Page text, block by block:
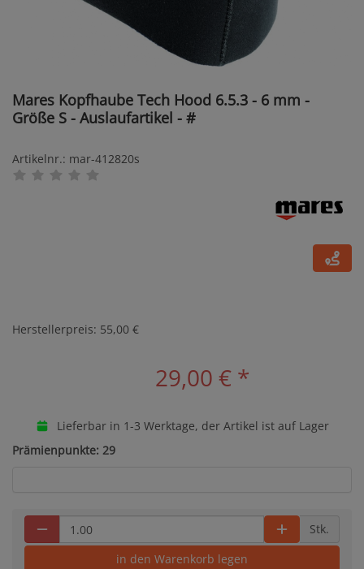
Mares Kopfhaube Tech Hood 6.5.3 - 6 mm -
Größe S - Auslaufartikel - #
Artikelnr.: mar-412820s
Herstellerpreis: 55,00 €
29,00 € *
Lieferbar in 1-3 Werktage, der Artikel ist auf Lager
Prämienpunkte: 29
Stk.
in den Warenkorb legen